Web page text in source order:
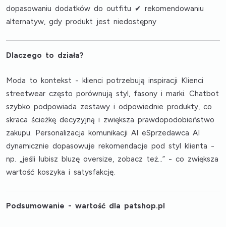
dopasowaniu dodatków do outfitu ✔ rekomendowaniu
alternatyw, gdy produkt jest niedostępny
Dlaczego to działa?
Moda to kontekst - klienci potrzebują inspiracji Klienci
streetwear często porównują styl, fasony i marki. Chatbot
szybko podpowiada zestawy i odpowiednie produkty, co
skraca ścieżkę decyzyjną i zwiększa prawdopodobieństwo
zakupu. Personalizacja komunikacji AI eSprzedawca AI
dynamicznie dopasowuje rekomendacje pod styl klienta -
np. „jeśli lubisz bluzę oversize, zobacz też…” - co zwiększa
wartość koszyka i satysfakcję.
Podsumowanie - wartość dla patshop.pl